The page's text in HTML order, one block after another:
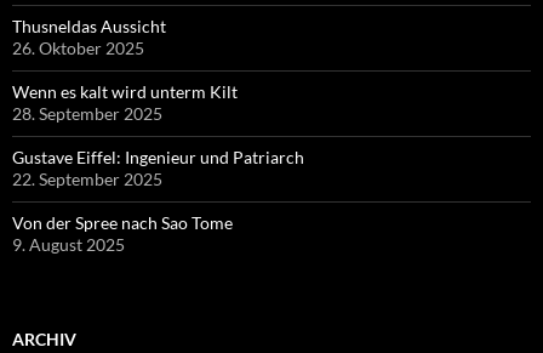
Thusneldas Aussicht
26. Oktober 2025
Wenn es kalt wird unterm Kilt
28. September 2025
Gustave Eiffel: Ingenieur und Patriarch
22. September 2025
Von der Spree nach Sao Tome
9. August 2025
ARCHIV